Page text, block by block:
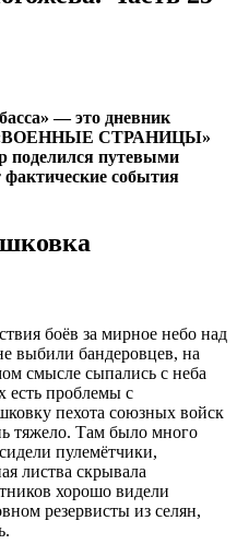
— это дневник
«ВОЕННЫЕ СТРАНИЦЫ»
поделился путевыми
события
боёв за мирное небо над
выбили бандеровцев, на
смысле сыпались с неба
есть проблемы с
пехота союзных войск
тяжело. Там было много
пулемётчики,
листва скрывала
хорошо видели
резервисты из селян,